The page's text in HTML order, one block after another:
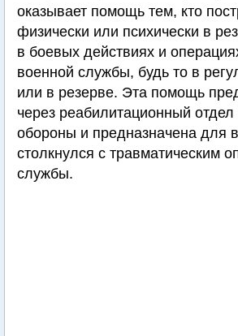
оказывает помощь тем, кто
физически или психически в
в боевых действиях и
военной службы, будь то в
или в резерве. Эта помощь
через реабилитационный отдел
обороны и предназначена для
столкнулся с травматическим
службы.